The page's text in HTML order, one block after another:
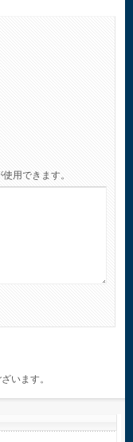
用できます。
います。